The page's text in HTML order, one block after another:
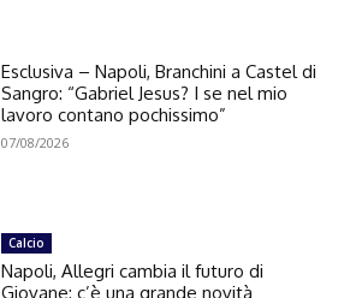
Esclusiva – Napoli, Branchini a Castel di
Sangro: “Gabriel Jesus? I se nel mio
lavoro contano pochissimo”
07/08/2026
Calcio
Napoli, Allegri cambia il futuro di
Giovane: c’è una grande novità